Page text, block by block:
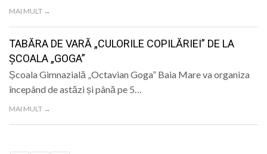
MAI MULT →
TABĂRA DE VARĂ „CULORILE COPILĂRIEI” DE LA
ȘCOALA „GOGA”
Școala Gimnazială „Octavian Goga” Baia Mare va organiza
începând de astăzi și până pe 5…
MAI MULT →